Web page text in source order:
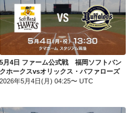
5月4日 ファーム公式戦 福岡ソフトバンクホークスvsオリックス・バファローズ
5月4日 ファーム公式戦 福岡ソフトバン
クホークスvsオリックス・バファローズ
2026年5月4日(月) 04:25〜 UTC